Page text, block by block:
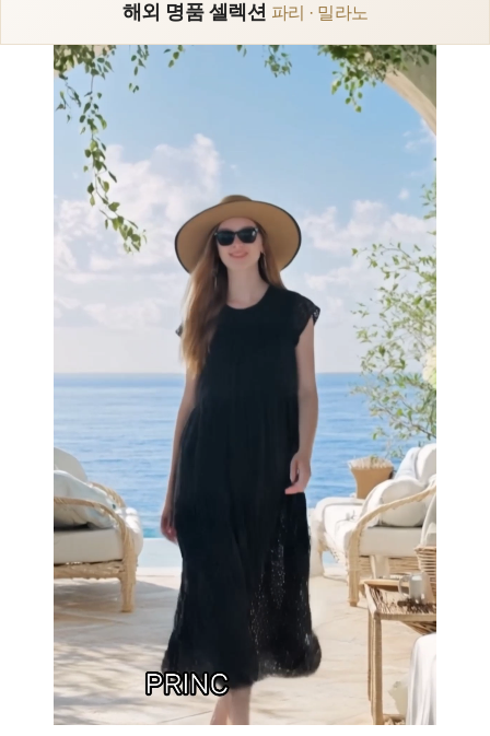
해외 명품 셀렉션 파리 · 밀라노